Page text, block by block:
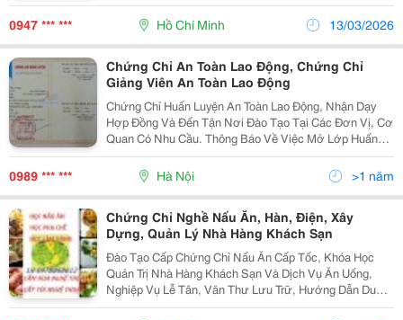
Chổ 30 Phút Hoặc 1 Tiếng Là Hoàn Thiện Cầu Dắt Xe
0947 *** *** Hồ Chí Minh 13/03/2026
Chứng Chỉ An Toàn Lao Động, Chứng Chỉ
Giảng Viên An Toàn Lao Động
Chứng Chỉ Huấn Luyện An Toàn Lao Động, Nhận Dạy
Hợp Đồng Và Đến Tận Nơi Đào Tạo Tại Các Đơn Vị, Cơ
Quan Có Nhu Cầu. Thông Báo Về Việc Mở Lớp Huấn
Luyện An Toàn Trong Lao Động, Vệ Sinh Lao Động (
Theo Thông Tư 27/2013/Tt-Blđtbxh Ngày 18 Th
0989 *** *** Hà Nội >1 năm
Chứng Chỉ Nghề Nấu Ăn, Hàn, Điện, Xây
Dựng, Quản Lý Nhà Hàng Khách Sạn
Đào Tạo Cấp Chứng Chỉ Nấu Ăn Cấp Tốc, Khóa Học
Quản Trị Nhà Hàng Khách Sạn Và Dịch Vụ Ăn Uống,
Nghiệp Vụ Lễ Tân, Văn Thư Lưu Trữ, Hướng Dẫn Du
Lịch Đào Tạo Cấp Chứng Chỉ Sơ Cấp Nghề Các